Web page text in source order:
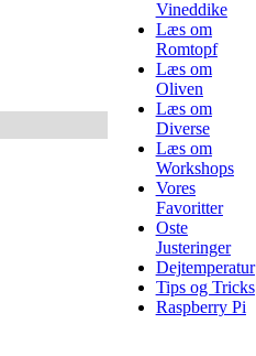
Vineddike
Læs om
Romtopf
Læs om
Oliven
Læs om
Diverse
Læs om
Workshops
Vores
Favoritter
Oste
Justeringer
Dejtemperatur
Tips og Tricks
Raspberry Pi